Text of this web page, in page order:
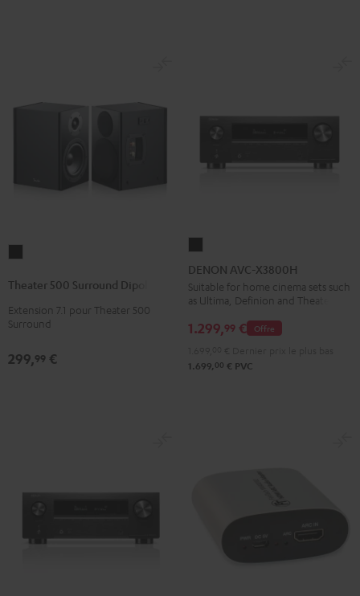
Surround
Dipole
Noir
Theater 500 Surround Dipole
Extension 7.1 pour Theater 500
Surround
299,99 €
AVC-
X3800H
Noir
DENON AVC-X3800H
Suitable for home cinema sets such
as Ultima, Definion and Theater
Offre
1.299,99 €
1.699, 00 € PVC